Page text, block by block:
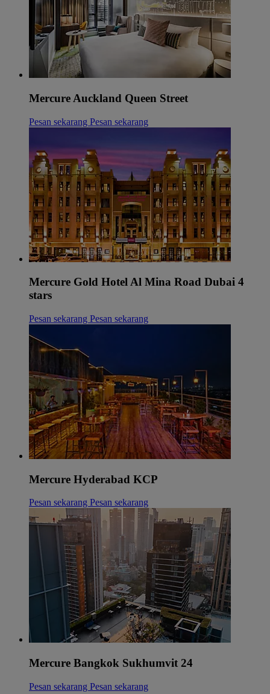
Mercure Auckland Queen Street
Pesan sekarang Pesan sekarang
Mercure Gold Hotel Al Mina Road Dubai 4
stars
Pesan sekarang Pesan sekarang
Mercure Hyderabad KCP
Pesan sekarang Pesan sekarang
Mercure Bangkok Sukhumvit 24
Pesan sekarang Pesan sekarang